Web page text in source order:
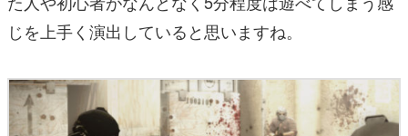
じを上手く演出していると思いますね。